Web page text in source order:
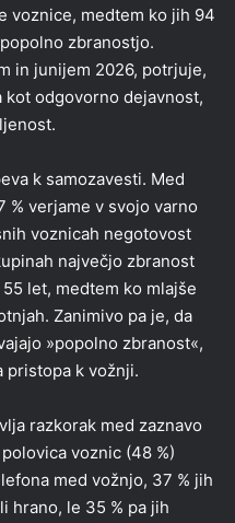
voznice, medtem ko jih 94
zbranostjo.
in junijem 2026, potrjuje,
kot odgovorno dejavnost,
k samozavesti. Med
% verjame v svojo varno
voznicah negotovost
največjo zbranost
let, medtem ko mlajše
Zanimivo pa je, da
»popolno zbranost«,
pristopa k vožnji.
razkorak med zaznavo
voznic (48 %)
med vožnjo, 37 % jih
hrano, le 35 % pa jih